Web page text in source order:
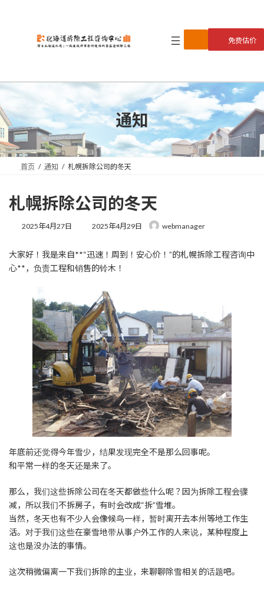
キ
プ
に
動
免费估价
通知
首页 通知 札幌拆除公司的冬天
札幌拆除公司的冬天
2025年4月27日
最
新
日
2025年4月29日 webmanager
大家好！我是来自**“迅速！周到！安心价！”的札幌拆除工程咨询中
心**，负责工程和销售的铃木！
年底前还觉得今年雪少，结果发现完全不是那么回事呢。
和平常一样的冬天还是来了。
那么，我们这些拆除公司在冬天都做些什么呢？因为拆除工程会骤
减，所以我们不拆房子，有时会改成“拆”雪堆。
当然，冬天也有不少人会像候鸟一样，暂时离开去本州等地工作生
活。对于我们这些在豪雪地带从事户外工作的人来说，某种程度上
这也是没办法的事情。
这次稍微偏离一下我们拆除的主业，来聊聊除雪相关的话题吧。